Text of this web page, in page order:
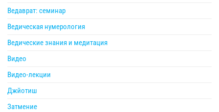
Ведаврат: семинар
Ведическая нумерология
Ведические знания и медитация
Видео
Видео-лекции
Джйотиш
Затмение